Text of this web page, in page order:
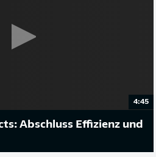
4:45
Abschluss Effizienz und